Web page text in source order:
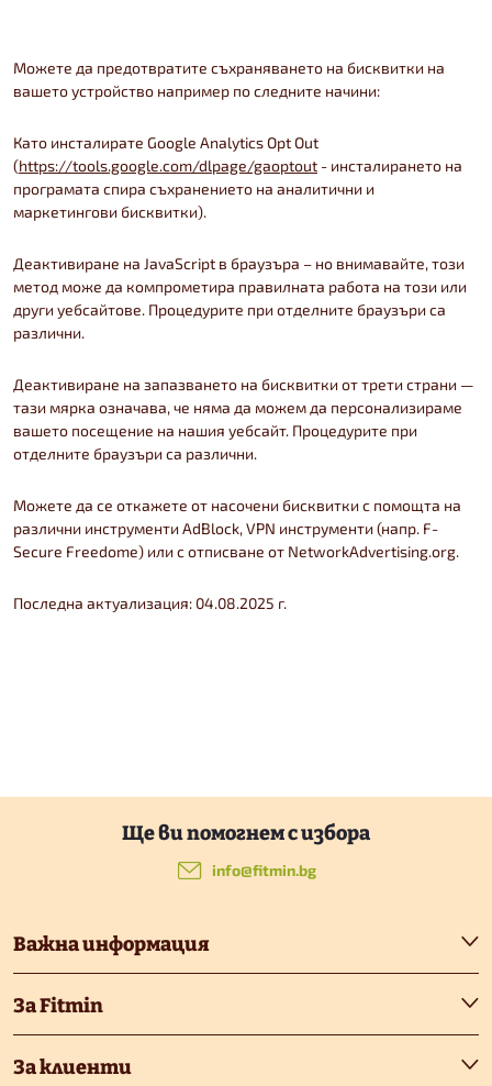
Можете да предотвратите съхраняването на бисквитки на
вашето устройство например по следните начини:
Като инсталирате Google Analytics Opt Out
(https://tools.google.com/dlpage/gaoptout - инсталирането на
програмата спира съхранението на аналитични и
маркетингови бисквитки).
Деактивиране на JavaScript в браузъра – но внимавайте, този
метод може да компрометира правилната работа на този или
други уебсайтове. Процедурите при отделните браузъри са
различни.
Деактивиране на запазването на бисквитки от трети страни —
тази мярка означава, че няма да можем да персонализираме
вашето посещение на нашия уебсайт. Процедурите при
отделните браузъри са различни.
Можете да се откажете от насочени бисквитки с помощта на
различни инструменти AdBlock, VPN инструменти (напр. F-
Secure Freedome) или с отписване от NetworkAdvertising.org.
Последна актуализация: 04.08.2025 г.
т
е
р
Важна информация
За Fitmin
За клиенти
info@fitmin.bg